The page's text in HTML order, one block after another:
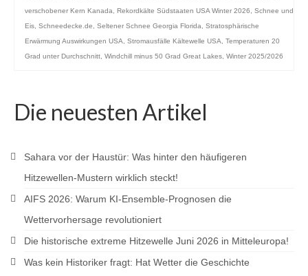
verschobener Kern Kanada
Rekordkälte Südstaaten USA Winter 2026
Schnee und
Eis Schneedecke.de Seltener Schnee Georgia Florida
Stratosphärische
Erwärmung Auswirkungen USA
Stromausfälle Kältewelle USA
Temperaturen 20
Grad unter Durchschnitt Windchill minus 50 Grad Great Lakes Winter 2025/2026
Die neuesten Artikel
Sahara vor der Haustür: Was hinter den häufigeren
Hitzewellen-Mustern wirklich steckt!
AIFS 2026: Warum KI-Ensemble-Prognosen die
Wettervorhersage revolutioniert
Die historische extreme Hitzewelle Juni 2026 in Mitteleuropa!
Was kein Historiker fragt: Hat Wetter die Geschichte